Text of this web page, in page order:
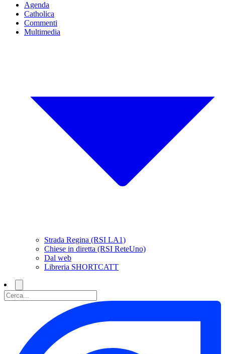
Agenda
Catholica
Commenti
Multimedia
Strada Regina (RSI LA1)
Chiese in diretta (RSI ReteUno)
Dal web
Libreria SHORTCATT